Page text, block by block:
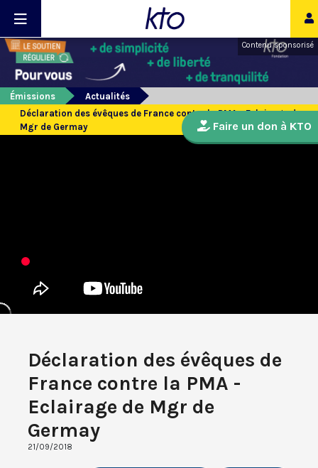
Contenu sponsorisé
Émissions
Actualités
Déclaration des évêques de France contre la PMA - Eclairage de
Mgr de Germay
Déclaration des évêques de
France contre la PMA -
Eclairage de Mgr de
Germay
21/09/2018
Faire un don à KTO